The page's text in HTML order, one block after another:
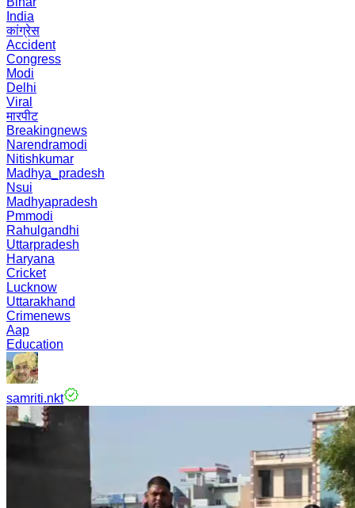
India
कांग्रेस
Accident
Congress
Modi
Delhi
Viral
मारपीट
Breakingnews
Narendramodi
Nitishkumar
Madhya_pradesh
Nsui
Madhyapradesh
Pmmodi
Rahulgandhi
Uttarpradesh
Haryana
Cricket
Lucknow
Uttarakhand
Crimenews
Aap
Education
samriti.nkt